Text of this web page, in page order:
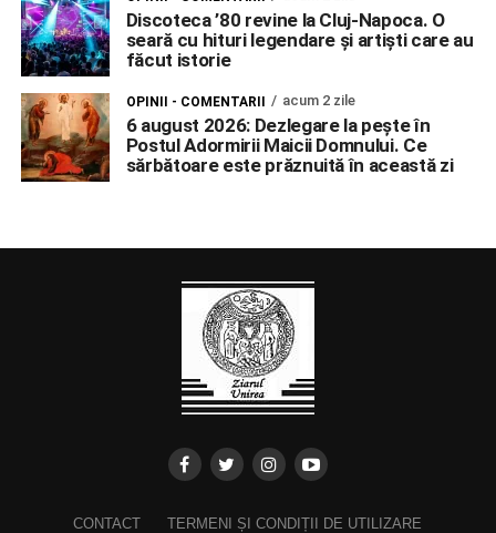
Discoteca ’80 revine la Cluj-Napoca. O
seară cu hituri legendare și artiști care au
făcut istorie
OPINII - COMENTARII acum 2 zile
6 august 2026: Dezlegare la pește în
Postul Adormirii Maicii Domnului. Ce
sărbătoare este prăznuită în această zi
CONTACT TERMENI ȘI CONDIȚII DE UTILIZARE